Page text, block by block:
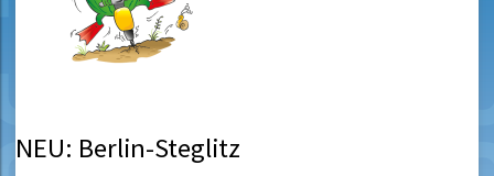
NEU: Berlin-Steglitz